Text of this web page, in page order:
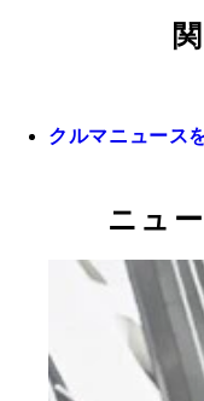
クルマニュース
ニュ